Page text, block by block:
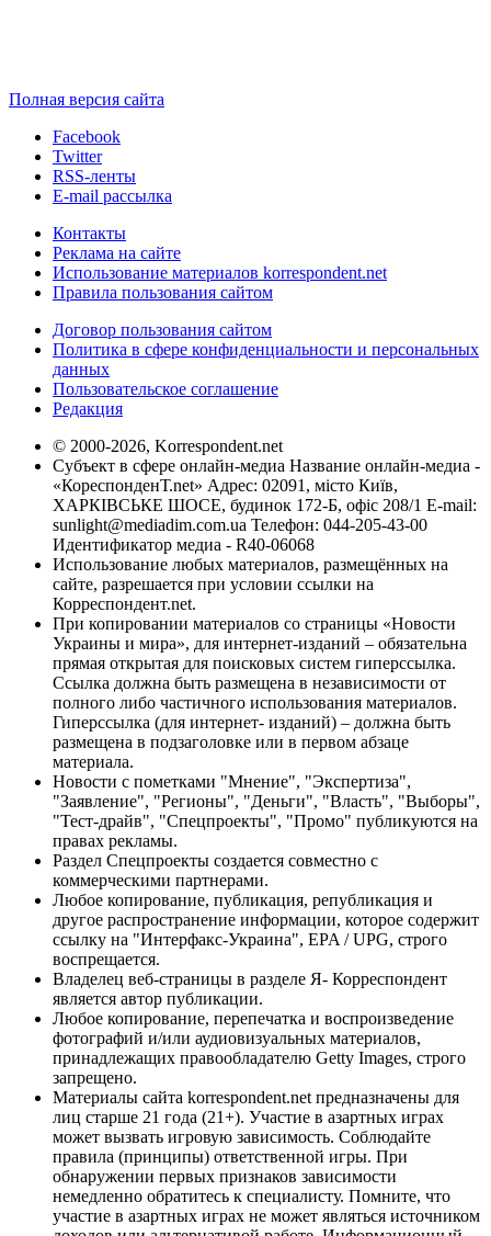
Полная версия сайта
Facebook
Twitter
RSS-ленты
E-mail рассылка
Контакты
Реклама на сайте
Использование материалов korrespondent.net
Правила пользования сайтом
Договор пользования сайтом
Политика в сфере конфиденциальности и персональных
данных
Пользовательское соглашение
Редакция
© 2000-2026, Korrespondent.net
Субъект в сфере онлайн-медиа Название онлайн-медиа -
«КореспонденТ.net» Адрес: 02091, місто Київ,
ХАРКІВСЬКЕ ШОСЕ, будинок 172-Б, офіс 208/1 E-mail:
sunlight@mediadim.com.ua Телефон: 044-205-43-00
Идентификатор медиа - R40-06068
Использование любых материалов, размещённых на
сайте, разрешается при условии ссылки на
Корреспондент.net.
При копировании материалов со страницы «Новости
Украины и мира», для интернет-изданий – обязательна
прямая открытая для поисковых систем гиперссылка.
Ссылка должна быть размещена в независимости от
полного либо частичного использования материалов.
Гиперссылка (для интернет- изданий) – должна быть
размещена в подзаголовке или в первом абзаце
материала.
Новости с пометками "Мнение", "Экспертиза",
"Заявление", "Регионы", "Деньги", "Власть", "Выборы",
"Тест-драйв", "Спецпроекты", "Промо" публикуются на
правах рекламы.
Раздел Спецпроекты создается совместно с
коммерческими партнерами.
Любое копирование, публикация, републикация и
другое распространение информации, которое содержит
ссылку на "Интерфакс-Украина", EPA / UPG, строго
воспрещается.
Владелец веб-страницы в разделе Я- Корреспондент
является автор публикации.
Любое копирование, перепечатка и воспроизведение
фотографий и/или аудиовизуальных материалов,
принадлежащих правообладателю Getty Images, строго
запрещено.
Материалы сайта korrespondent.net предназначены для
лиц старше 21 года (21+). Участие в азартных играх
может вызвать игровую зависимость. Соблюдайте
правила (принципы) ответственной игры. При
обнаружении первых признаков зависимости
немедленно обратитесь к специалисту. Помните, что
участие в азартных играх не может являться источником